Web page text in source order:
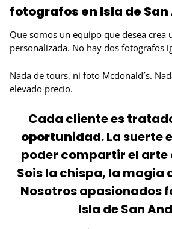
fotografos en Isla de San
Que somos un equipo que desea crea
personalizada. No hay dos fotografos
Nada de tours, ni foto Mcdonald´s.
elevado precio.
Cada cliente es
oportunidad. La suerte
poder compartir el arte
Sois la chispa, la magia
Nosotros apasionados
Isla de San